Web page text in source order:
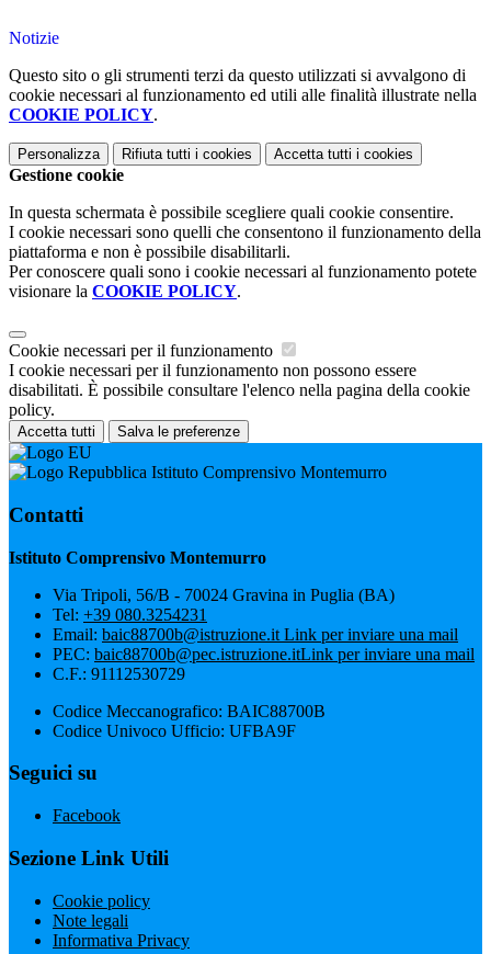
Notizie
Questo sito o gli strumenti terzi da questo utilizzati si avvalgono di
cookie necessari al funzionamento ed utili alle finalità illustrate nella
COOKIE POLICY.
Personalizza Rifiuta tutti i cookies Accetta tutti i cookies
Gestione cookie
In questa schermata è possibile scegliere quali cookie consentire.
I cookie necessari sono quelli che consentono il funzionamento della
piattaforma e non è possibile disabilitarli.
Per conoscere quali sono i cookie necessari al funzionamento potete
visionare la COOKIE POLICY.
Cookie necessari per il funzionamento
I cookie necessari per il funzionamento non possono essere
disabilitati. È possibile consultare l'elenco nella pagina della cookie
policy.
Accetta tutti Salva le preferenze
Istituto Comprensivo Montemurro
Contatti
Istituto Comprensivo Montemurro
Via Tripoli, 56/B - 70024 Gravina in Puglia (BA)
Tel: +39 080.3254231
Email: baic88700b@istruzione.it Link per inviare una mail
PEC: baic88700b@pec.istruzione.itLink per inviare una mail
C.F.: 91112530729
Codice Meccanografico: BAIC88700B
Codice Univoco Ufficio: UFBA9F
Seguici su
Facebook
Sezione Link Utili
Cookie policy
Note legali
Informativa Privacy